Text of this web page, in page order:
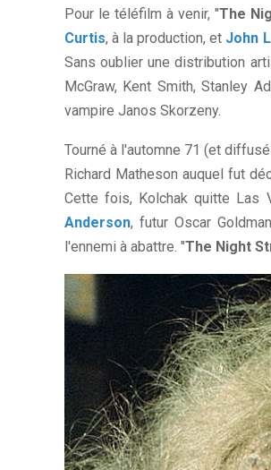
Pour le téléfilm à venir, "The
Curtis, à la production, et John
Sans oublier une distribution
McGraw, Kent Smith, Stanley
vampire Janos Skorzeny.
Tourné à l'automne 71 (et
Richard Matheson auquel fut
Cette fois, Kolchak quitte Las
Anderson, futur Oscar
l'ennemi à abattre. "The Night